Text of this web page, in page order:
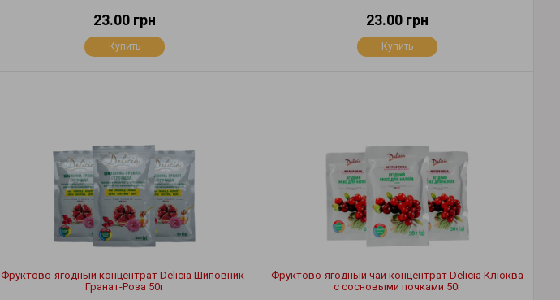
23.00 грн
Купить
23.00 грн
Купить
Фруктово-ягодный концентрат Delicia Шиповник-
Гранат-Роза 50г
Фруктово-ягодный чай концентрат Delicia Клюква
с сосновыми почками 50г